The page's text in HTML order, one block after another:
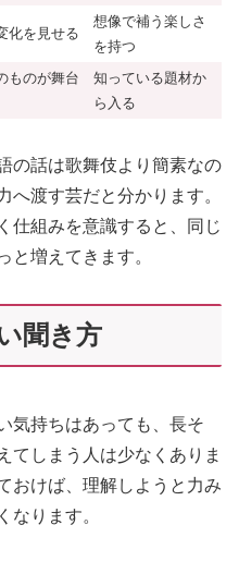
化を見せる
想像で補う楽しさ
を持つ
ものが舞台
知っている題材か
ら入る
の話は歌舞伎より簡素なの
へ渡す芸だと分かります。
仕組みを意識すると、同じ
と増えてきます。
聞き方
気持ちはあっても、長そ
てしまう人は少なくありま
おけば、理解しようと力み
なります。